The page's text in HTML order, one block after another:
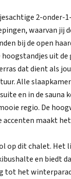
2-onder-
waarvan jij
bij de open
uit de
dat dient als
Alle
en in de
regio. De
maakt
op dit chalet. Het
en biedt
tot het